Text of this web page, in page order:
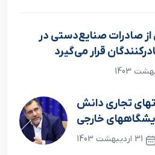
از صادرات صنایع‌دستی در
قرار می‌گیرد
تجاری دانش
خارجی
31 اردیبهشت 1403